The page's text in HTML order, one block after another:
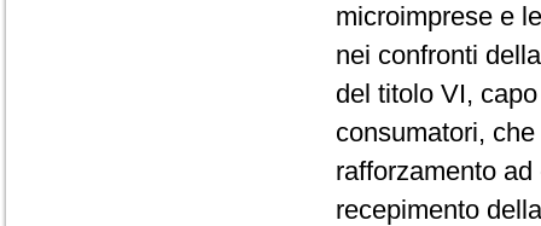
microimprese e
nei confronti
del titolo VI,
consumatori,
rafforzamento
recepimento